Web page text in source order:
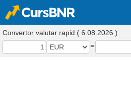
Convertor valutar rapid ( 6.08.2026 )
=